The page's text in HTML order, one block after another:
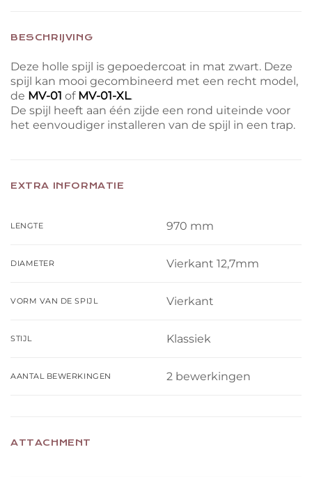
BESCHRIJVING
Deze holle spijl is gepoedercoat in mat zwart. Deze
spijl kan mooi gecombineerd met een recht model,
de MV-01 of MV-01-XL.
De spijl heeft aan één zijde een rond uiteinde voor
het eenvoudiger installeren van de spijl in een trap.
EXTRA INFORMATIE
LENGTE 970 mm
DIAMETER Vierkant 12,7mm
VORM VAN DE SPIJL Vierkant
STIJL Klassiek
AANTAL BEWERKINGEN 2 bewerkingen
ATTACHMENT